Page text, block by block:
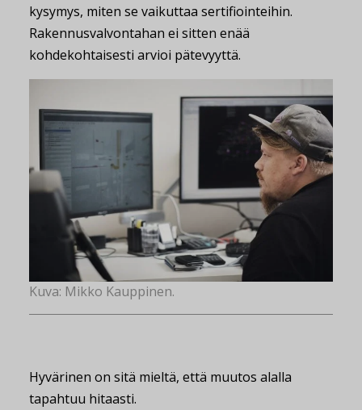
kysymys, miten se vaikuttaa sertifiointeihin.
Rakennusvalvontahan ei sitten enää
kohdekohtaisesti arvioi pätevyyttä.
Kuva: Mikko Kauppinen.
Hyvärinen on sitä mieltä, että muutos alalla
tapahtuu hitaasti.